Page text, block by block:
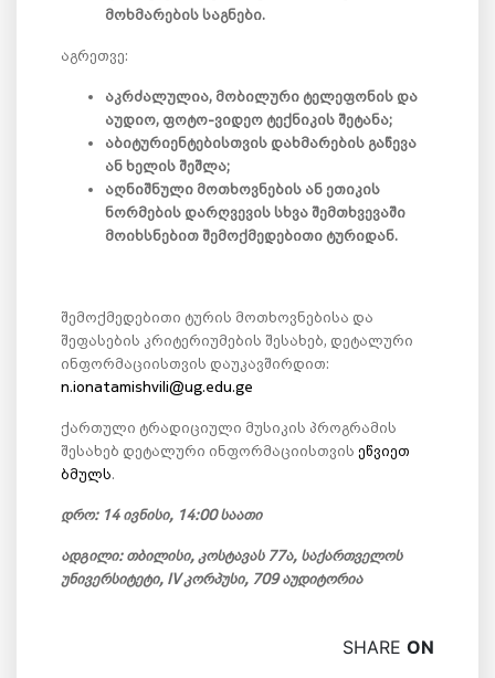
მოხმარების საგნები.
აგრეთვე:
აკრძალულია, მობილური ტელეფონის და
აუდიო, ფოტო-ვიდეო ტექნიკის შეტანა;
აბიტურიენტებისთვის დახმარების გაწევა
ან ხელის შეშლა;
აღნიშნული მოთხოვნების ან ეთიკის
ნორმების დარღვევის სხვა შემთხვევაში
მოიხსნებით შემოქმედებითი ტურიდან.
შემოქმედებითი ტურის მოთხოვნებისა და
შეფასების კრიტერიუმების შესახებ, დეტალური
ინფორმაციისთვის დაუკავშირდით:
n.ionatamishvili@ug.edu.ge
ქართული ტრადიციული მუსიკის პროგრამის
შესახებ დეტალური ინფორმაციისთვის ეწვიეთ
ბმულს.
დრო: 14 ივნისი, 14:00 საათი
ადგილი: თბილისი, კოსტავას 77ა, საქართველოს
უნივერსიტეტი, IV კორპუსი, 709 აუდიტორია
SHARE ON